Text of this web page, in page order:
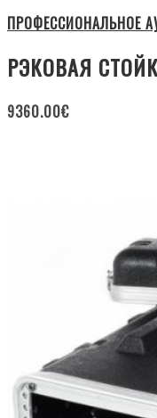
ПРОФЕССИОНАЛЬНОЕ
РЭКОВАЯ
9360.00€